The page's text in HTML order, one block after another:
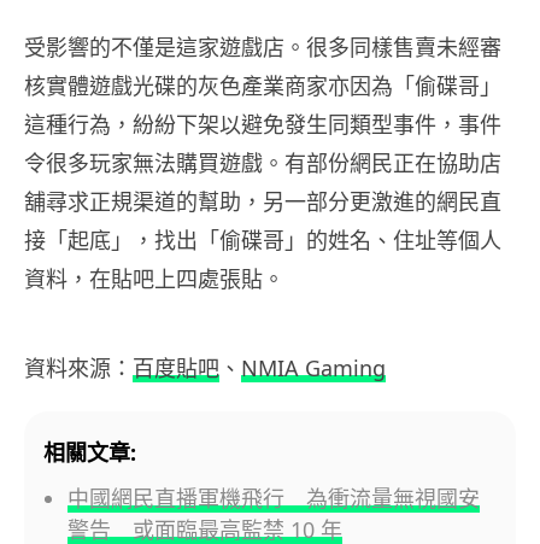
受影響的不僅是這家遊戲店。很多同樣售賣未經審
核實體遊戲光碟的灰色產業商家亦因為「偷碟哥」
這種行為，紛紛下架以避免發生同類型事件，事件
令很多玩家無法購買遊戲。有部份網民正在協助店
舖尋求正規渠道的幫助，另一部分更激進的網民直
接「起底」，找出「偷碟哥」的姓名、住址等個人
資料，在貼吧上四處張貼。
資料來源： 百度貼吧 、 NMIA Gaming
相關文章:
中國網民直播軍機飛行 為衝流量無視國安
警告 或面臨最高監禁 10 年